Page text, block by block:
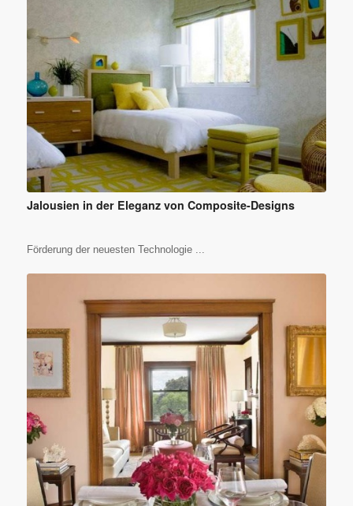
Jalousien in der Eleganz von Composite-Designs
Förderung der neuesten Technologie ...